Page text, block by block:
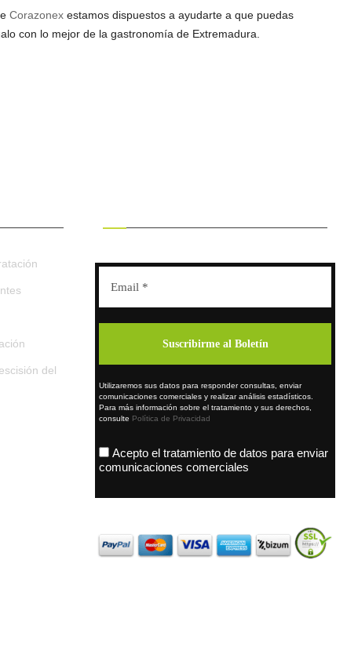
Corazonexestamos dispuestos a ayudarte a que puedas
con lo mejor de la gastronomía de Extremadura.
del
Utilizaremos sus datos para responder consultas, enviar
comunicaciones comerciales y realizar análisis estadísticos.
Para más información sobre el tratamiento y sus derechos,
consulte Política de Privacidad
Acepto el tratamiento de datos para enviar
comunicaciones comerciales